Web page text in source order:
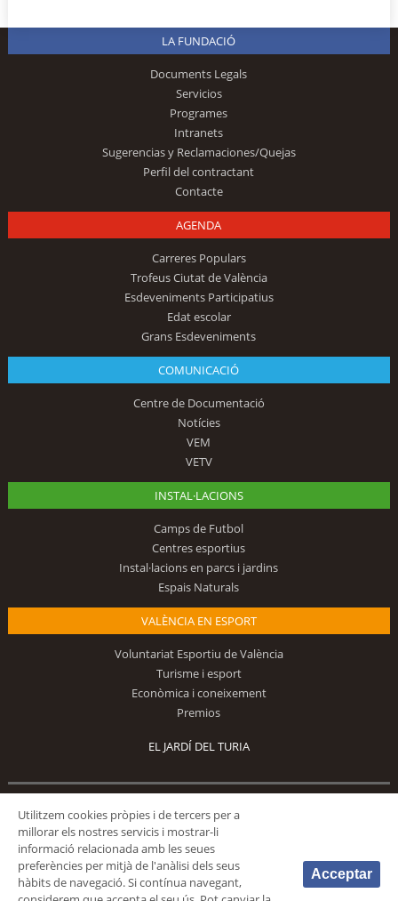
LA FUNDACIÓ
Documents Legals
Servicios
Programes
Intranets
Sugerencias y Reclamaciones/Quejas
Perfil del contractant
Contacte
AGENDA
Carreres Populars
Trofeus Ciutat de València
Esdeveniments Participatius
Edat escolar
Grans Esdeveniments
COMUNICACIÓ
Centre de Documentació
Notícies
VEM
VETV
INSTAL·LACIONS
Camps de Futbol
Centres esportius
Instal·lacions en parcs i jardins
Espais Naturals
VALÈNCIA EN ESPORT
Voluntariat Esportiu de València
Turisme i esport
Econòmica i coneixement
Premios
EL JARDÍ DEL TURIA
Utilitzem cookies pròpies i de tercers per a
millorar els nostres servicis i mostrar-li
informació relacionada amb les seues
preferències per mitjà de l'anàlisi dels seus
hàbits de navegació. Si contínua navegant,
Acceptar